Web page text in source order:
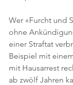
Wer «Furcht und
ohne
einer Straftat
Beispiel mit
mit Hausarrest
ab zwölf Jahren